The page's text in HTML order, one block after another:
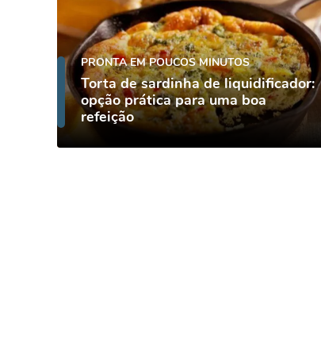
PRONTA EM POUCOS MINUTOS
Torta de sardinha de liquidificador:
opção prática para uma boa
refeição